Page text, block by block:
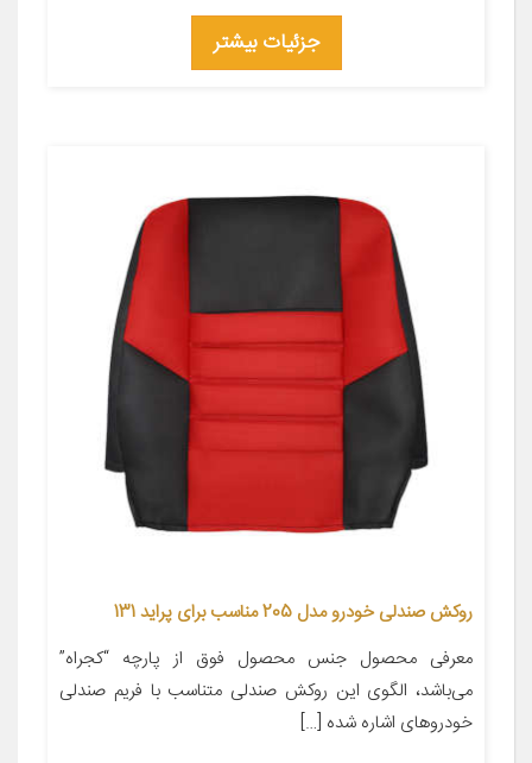
جزئیات بیشتر
روکش صندلی خودرو مدل 205 مناسب برای پراید 131
معرفی محصول جنس محصول فوق از پارچه “کجراه”
می‌باشد، الگوی این روکش صندلی متناسب با فریم صندلی
خودروهای اشاره شده […]